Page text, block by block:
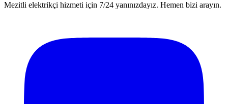
Mezitli elektrikçi hizmeti için 7/24 yanınızdayız. Hemen bizi arayın.